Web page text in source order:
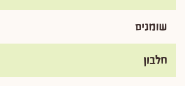
שומנים
חלבון